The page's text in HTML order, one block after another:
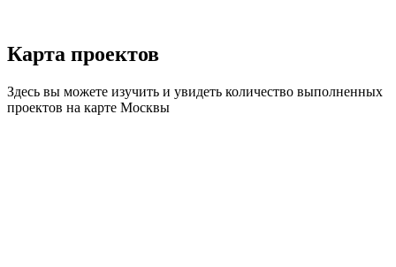
Карта проектов
Здесь вы можете изучить и увидеть количество выполненных
проектов на карте Москвы